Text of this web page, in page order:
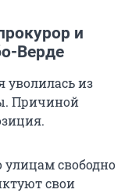
и
Верде
уволилась из
Причиной
улицам свободно
свои